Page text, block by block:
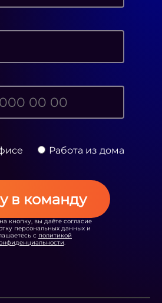
Работа из дома
в команду
кнопку, вы даёте согласие
персональных данных и
с политикой
.